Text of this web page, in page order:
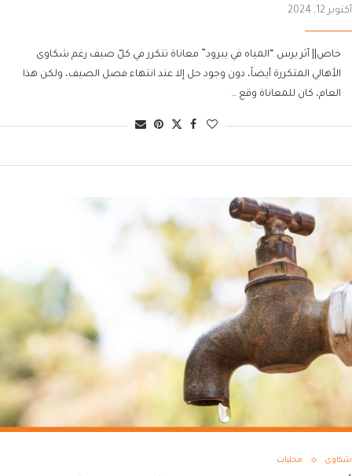
أكتوبر 12, 2024
خاص|| أثر برس “المياه في يبرود” معاناة تتكرر في كلّ صيف رغم شكاوى
الأهالي المتكررة أيضاً، دون وجود حل إلا عند انتهاء فصل الصيف، ولكن هذا
العام، كان للمعاناة وقع …
شكاوى محليات